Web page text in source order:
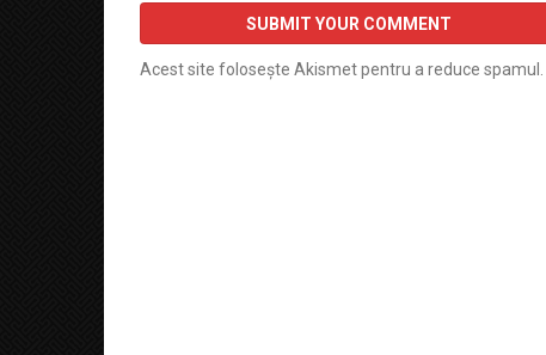
Acest site folosește Akismet pentru a reduce spamul.